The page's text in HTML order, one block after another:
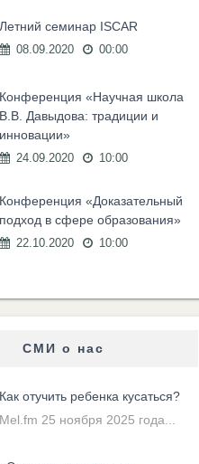
Летний семинар ISCAR
08.09.2020 00:00
Конференция «Научная школа
В.В. Давыдова: традиции и
инновации»
24.09.2020 10:00
Конференция «Доказательный
подход в сфере образования»
22.10.2020 10:00
СМИ о нас
Как отучить ребенка кусаться?
Mel.fm 25 ноября 2025 года...